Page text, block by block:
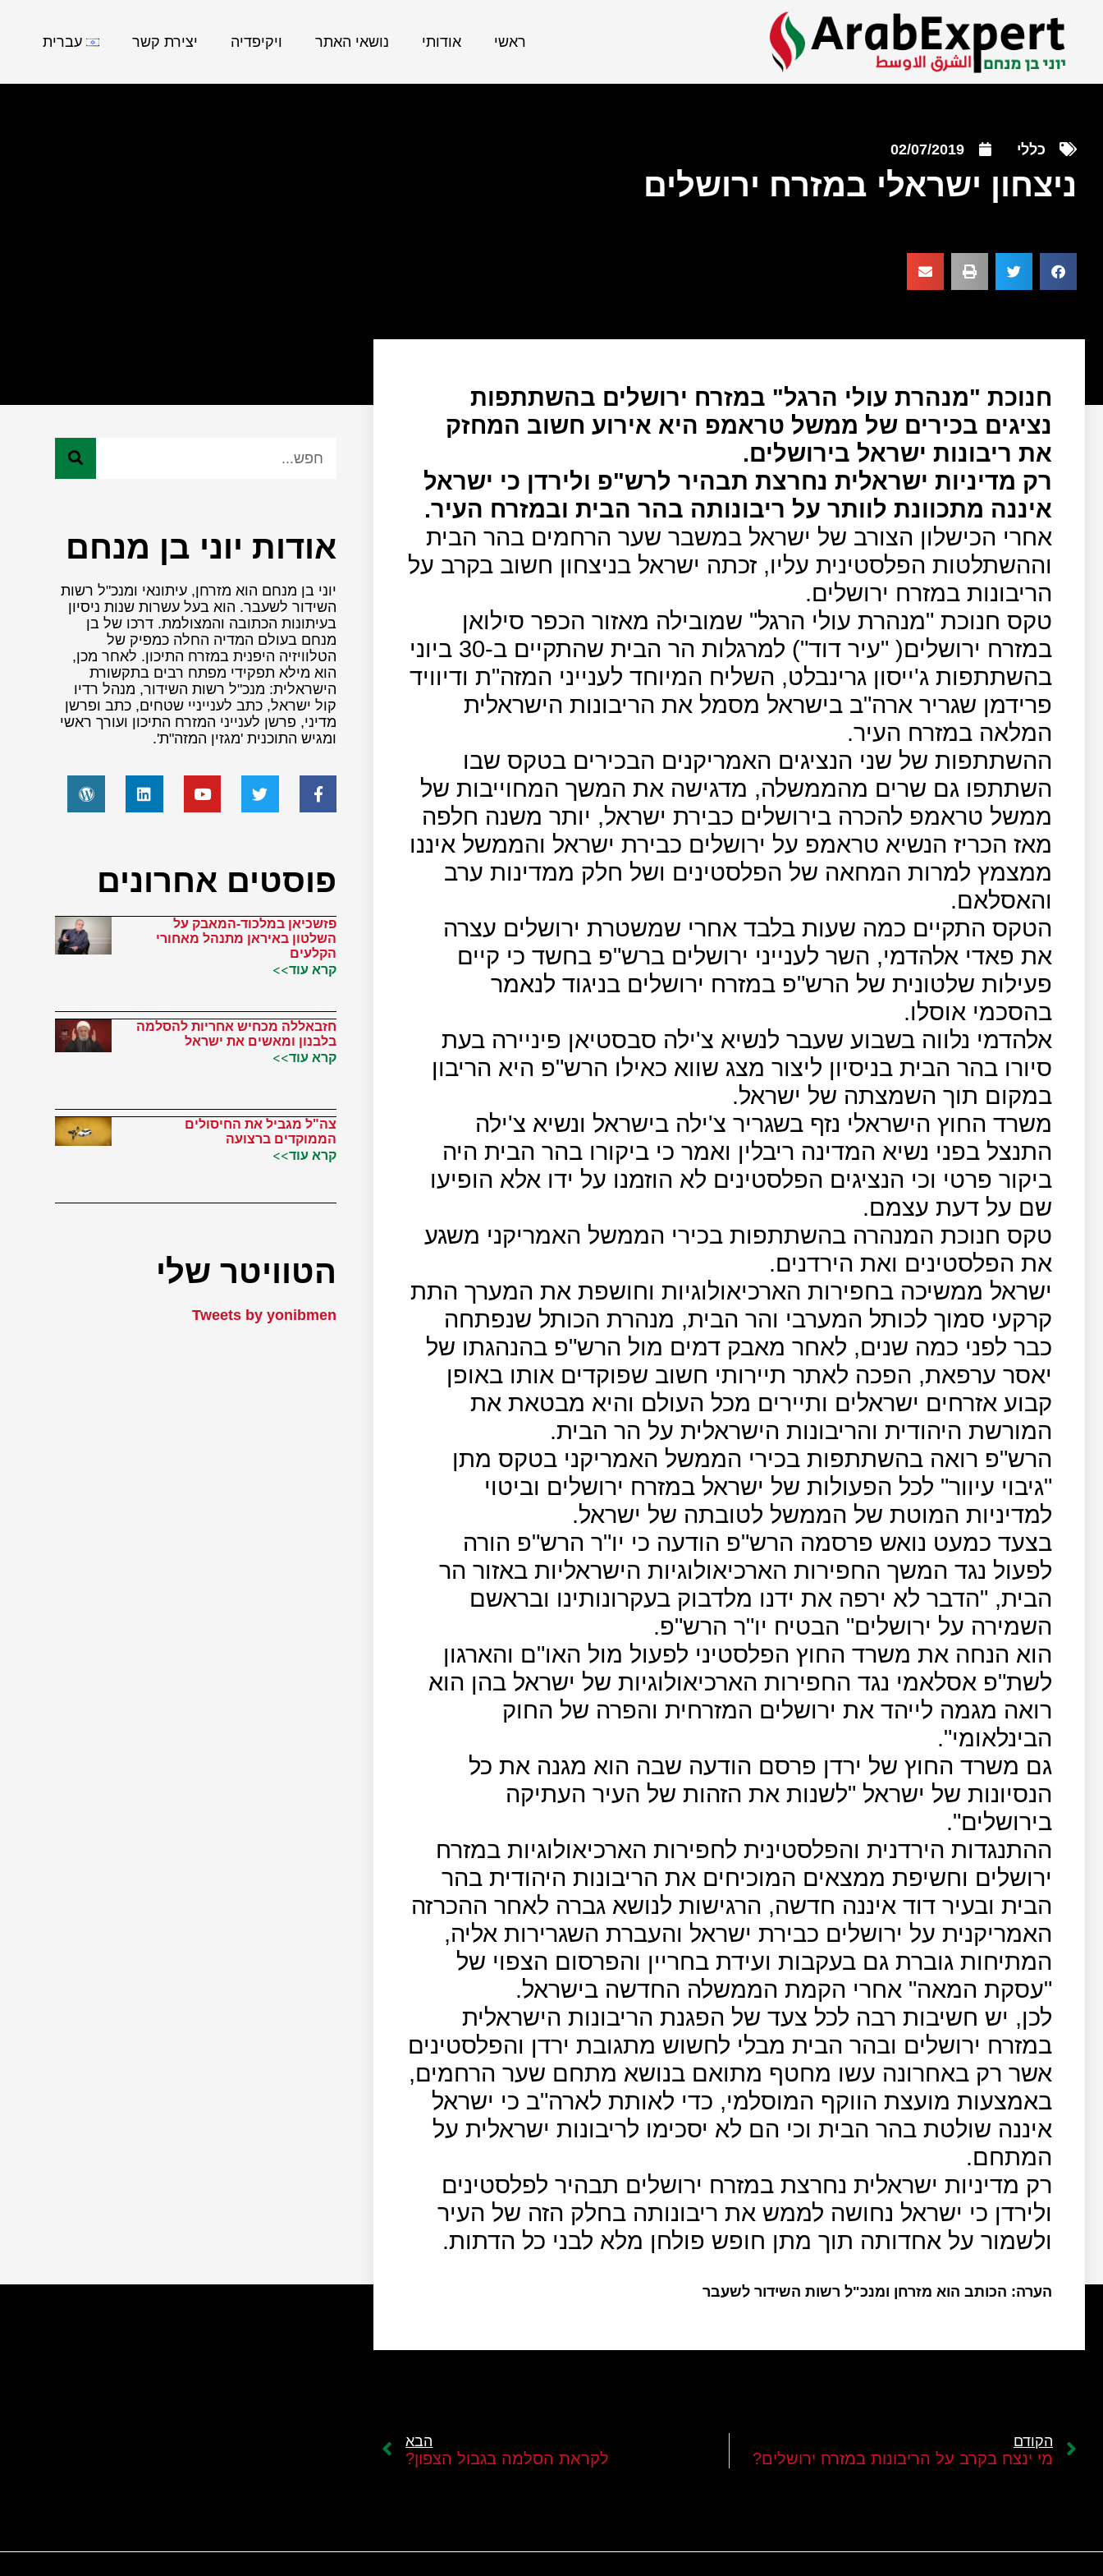
ראשי אודותי נושאי האתר ויקיפדיה יצירת קשר עברית
כללי 02/07/2019
ניצחון ישראלי במזרח ירושלים
חנוכת "מנהרת עולי הרגל" במזרח ירושלים בהשתתפות
נציגים בכירים של ממשל טראמפ היא אירוע חשוב המחזק
את ריבונות ישראל בירושלים.
רק מדיניות ישראלית נחרצת תבהיר לרש"פ ולירדן כי ישראל
איננה מתכוונת לוותר על ריבונותה בהר הבית ובמזרח העיר.
אחרי הכישלון הצורב של ישראל במשבר שער הרחמים בהר הבית
וההשתלטות הפלסטינית עליו, זכתה ישראל בניצחון חשוב בקרב על
הריבונות במזרח ירושלים.
טקס חנוכת "מנהרת עולי הרגל" שמובילה מאזור הכפר סילואן
במזרח ירושלים( "עיר דוד") למרגלות הר הבית שהתקיים ב-30 ביוני
בהשתתפות ג'ייסון גרינבלט, השליח המיוחד לענייני המזה"ת ודיוויד
פרידמן שגריר ארה"ב בישראל מסמל את הריבונות הישראלית
המלאה במזרח העיר.
ההשתתפות של שני הנציגים האמריקנים הבכירים בטקס שבו
השתתפו גם שרים מהממשלה, מדגישה את המשך המחוייבות של
ממשל טראמפ להכרה בירושלים כבירת ישראל, יותר משנה חלפה
מאז הכריז הנשיא טראמפ על ירושלים כבירת ישראל והממשל איננו
ממצמץ למרות המחאה של הפלסטינים ושל חלק ממדינות ערב
והאסלאם.
הטקס התקיים כמה שעות בלבד אחרי שמשטרת ירושלים עצרה
את פאדי אלהדמי, השר לענייני ירושלים ברש"פ בחשד כי קיים
פעילות שלטונית של הרש"פ במזרח ירושלים בניגוד לנאמר
בהסכמי אוסלו.
אלהדמי נלווה בשבוע שעבר לנשיא צ'ילה סבסטיאן פיניירה בעת
סיורו בהר הבית בניסיון ליצור מצג שווא כאילו הרש"פ היא הריבון
במקום תוך השמצתה של ישראל.
משרד החוץ הישראלי נזף בשגריר צ'ילה בישראל ונשיא צ'ילה
התנצל בפני נשיא המדינה ריבלין ואמר כי ביקורו בהר הבית היה
ביקור פרטי וכי הנציגים הפלסטינים לא הוזמנו על ידו אלא הופיעו
שם על דעת עצמם.
טקס חנוכת המנהרה בהשתתפות בכירי הממשל האמריקני משגע
את הפלסטינים ואת הירדנים.
ישראל ממשיכה בחפירות הארכיאולוגיות וחושפת את המערך התת
קרקעי סמוך לכותל המערבי והר הבית, מנהרת הכותל שנפתחה
כבר לפני כמה שנים, לאחר מאבק דמים מול הרש"פ בהנהגתו של
יאסר ערפאת, הפכה לאתר תיירותי חשוב שפוקדים אותו באופן
קבוע אזרחים ישראלים ותיירים מכל העולם והיא מבטאת את
המורשת היהודית והריבונות הישראלית על הר הבית.
הרש"פ רואה בהשתתפות בכירי הממשל האמריקני בטקס מתן
"גיבוי עיוור" לכל הפעולות של ישראל במזרח ירושלים וביטוי
למדיניות המוטת של הממשל לטובתה של ישראל.
בצעד כמעט נואש פרסמה הרש"פ הודעה כי יו"ר הרש"פ הורה
לפעול נגד המשך החפירות הארכיאולוגיות הישראליות באזור הר
הבית, "הדבר לא ירפה את ידנו מלדבוק בעקרונותינו ובראשם
השמירה על ירושלים" הבטיח יו"ר הרש"פ.
הוא הנחה את משרד החוץ הפלסטיני לפעול מול האו"ם והארגון
לשת"פ אסלאמי נגד החפירות הארכיאולוגיות של ישראל בהן הוא
רואה מגמה לייהד את ירושלים המזרחית והפרה של החוק
הבינלאומי".
גם משרד החוץ של ירדן פרסם הודעה שבה הוא מגנה את כל
הנסיונות של ישראל "לשנות את הזהות של העיר העתיקה
בירושלים".
ההתנגדות הירדנית והפלסטינית לחפירות הארכיאולוגיות במזרח
ירושלים וחשיפת ממצאים המוכיחים את הריבונות היהודית בהר
הבית ובעיר דוד איננה חדשה, הרגישות לנושא גברה לאחר ההכרזה
האמריקנית על ירושלים כבירת ישראל והעברת השגרירות אליה,
המתיחות גוברת גם בעקבות ועידת בחריין והפרסום הצפוי של
"עסקת המאה" אחרי הקמת הממשלה החדשה בישראל.
לכן, יש חשיבות רבה לכל צעד של הפגנת הריבונות הישראלית
במזרח ירושלים ובהר הבית מבלי לחשוש מתגובת ירדן והפלסטינים
אשר רק באחרונה עשו מחטף מתואם בנושא מתחם שער הרחמים,
באמצעות מועצת הווקף המוסלמי, כדי לאותת לארה"ב כי ישראל
איננה שולטת בהר הבית וכי הם לא יסכימו לריבונות ישראלית על
המתחם.
רק מדיניות ישראלית נחרצת במזרח ירושלים תבהיר לפלסטינים
ולירדן כי ישראל נחושה לממש את ריבונותה בחלק הזה של העיר
ולשמור על אחדותה תוך מתן חופש פולחן מלא לבני כל הדתות.
הערה: הכותב הוא מזרחן ומנכ"ל רשות השידור לשעבר
אודות יוני בן מנחם
יוני בן מנחם הוא מזרחן, עיתונאי ומנכ"ל רשות
השידור לשעבר. הוא בעל עשרות שנות ניסיון
בעיתונות הכתובה והמצולמת. דרכו של בן
מנחם בעולם המדיה החלה כמפיק של
הטלוויזיה היפנית במזרח התיכון. לאחר מכן,
הוא מילא תפקידי מפתח רבים בתקשורת
הישראלית: מנכ"ל רשות השידור, מנהל רדיו
קול ישראל, כתב לענייניי שטחים, כתב ופרשן
מדיני, פרשן לענייני המזרח התיכון ועורך ראשי
ומגיש התוכנית 'מגזין המזה"ת'.
פוסטים אחרונים
פזשכיאן במלכוד-המאבק על
השלטון באיראן מתנהל מאחורי
הקלעים
קרא עוד>>
חזבאללה מכחיש אחריות להסלמה
בלבנון ומאשים את ישראל
קרא עוד>>
צה"ל מגביל את החיסולים
הממוקדים ברצועה
קרא עוד>>
הטוויטר שלי
Tweets by yonibmen
הקודם
מי ינצח בקרב על הריבונות במזרח ירושלים?
הבא
לקראת הסלמה בגבול הצפון?